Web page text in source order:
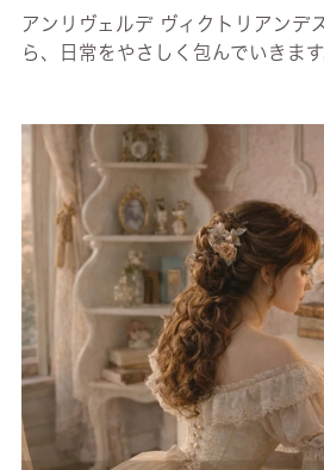
アンリヴェルデ ヴィクトリアンデ
ら、日常をやさしく包んでいきます